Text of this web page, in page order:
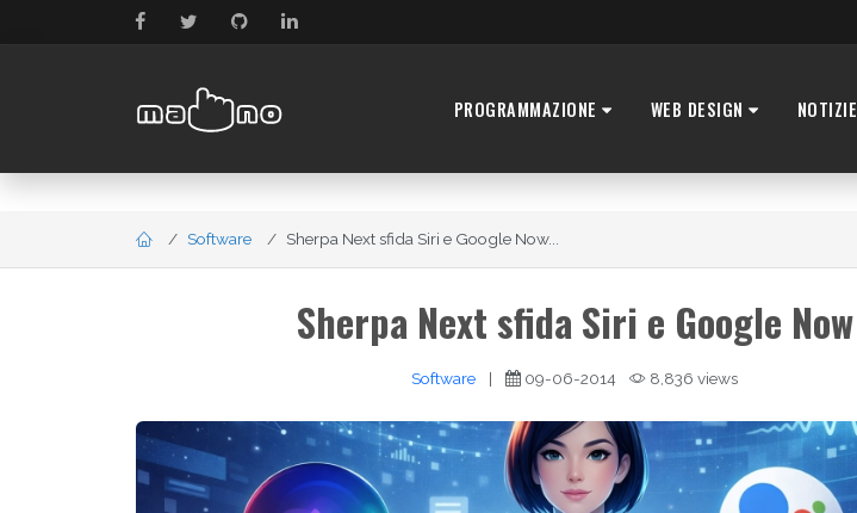
PROGRAMMAZIONE WEB DESIGN NOTIZIE
Software Sherpa Next sfida Siri e Google Now...
Sherpa Next sfida Siri e Google Now
Software | 09-06-2014 8,836 views